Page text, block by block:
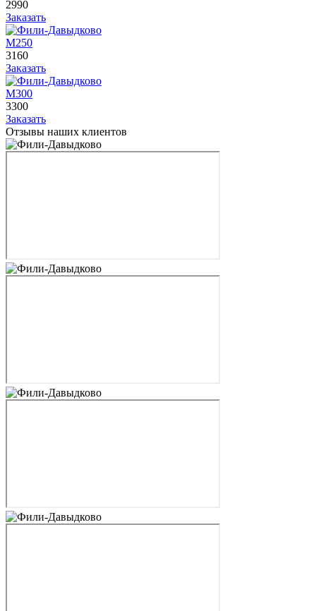
2990
Заказать
М250
3160
Заказать
М300
3300
Заказать
Отзывы наших клиентов